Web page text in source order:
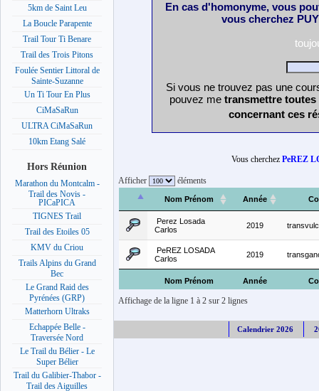
5km de Saint Leu
La Boucle Parapente
Trail Tour Ti Benare
Trail des Trois Pitons
Foulée Sentier Littoral de
Sainte-Suzanne
Un Ti Tour En Plus
CiMaSaRun
ULTRA CiMaSaRun
10km Etang Salé
Hors Réunion
Marathon du Montcalm -
Trail des Novis -
PICaPICA
TIGNES Trail
Trail des Etoiles 05
KMV du Criou
Trails Alpins du Grand
Bec
Le Grand Raid des
Pyrénées (GRP)
Matterhorn Ultraks
Echappée Belle -
Traversée Nord
Le Trail du Bélier - Le
Super Bélier
Trail du Galibier-Thabor -
Trail des Aiguilles
En cas d'homonyme, vous
vous cherchez
Si vous ne trouvez pas une
pouvez me transmettre
concernant ces
Vous cherchez PeREZ
Afficher éléments
Nom Prénom Année
Nom Prénom Année
Perez Losada
Carlos
2019
PeREZ LOSADA
Carlos
2019
Affichage de la ligne 1 à 2 sur 2 lignes
Calendrier 2026